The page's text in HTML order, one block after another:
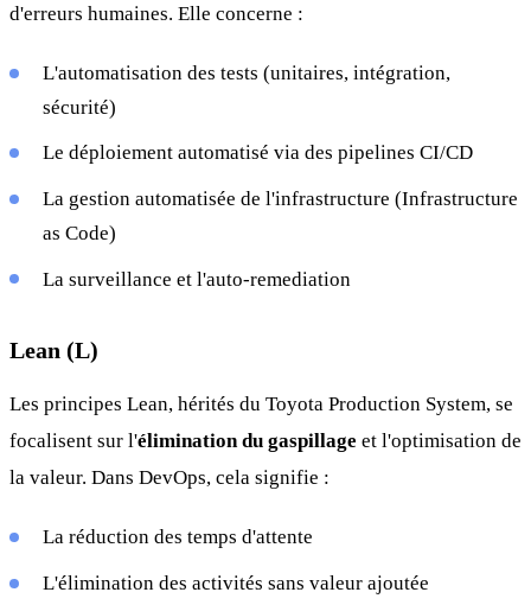
d'erreurs humaines. Elle concerne :
L'automatisation des tests (unitaires, intégration,
sécurité)
Le déploiement automatisé via des pipelines CI/CD
La gestion automatisée de l'infrastructure (Infrastructure
as Code)
La surveillance et l'auto-remediation
Lean (L)
Les principes Lean, hérités du Toyota Production System, se
focalisent sur l'élimination du gaspillage et l'optimisation de
la valeur. Dans DevOps, cela signifie :
La réduction des temps d'attente
L'élimination des activités sans valeur ajoutée